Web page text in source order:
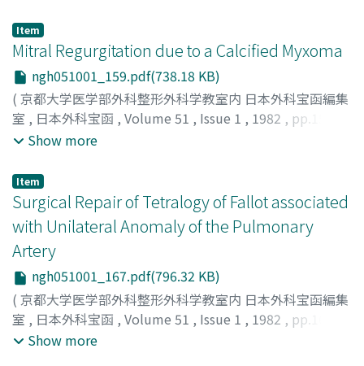
山𥔎. 芳生
Item
Mitral Regurgitation due to a Calcified Myxoma
ngh051001_159.pdf(738.18 KB)
( 京都大学医学部外科整形外科学教室内 日本外科宝函編集
室 , 日本外科宝函 , Volume 51 , Issue 1 , 1982 , pp.159-
166)
YORINORI
則 ;田村, 時緒
Show more
Item
Surgical Repair of Tetralogy of Fallot associated
with Unilateral Anomaly of the Pulmonary
Artery
ngh051001_167.pdf(796.32 KB)
( 京都大学医学部外科整形外科学教室内 日本外科宝函編集
室 , 日本外科宝函 , Volume 51 , Issue 1 , 1982 , pp.167-
175)
Show more